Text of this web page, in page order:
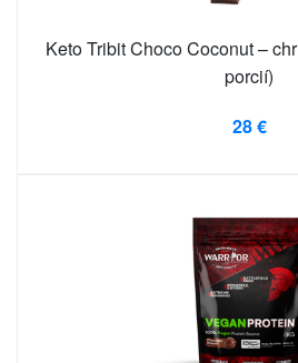
Keto Tribit Choco Coconut –
porcií)
28 €